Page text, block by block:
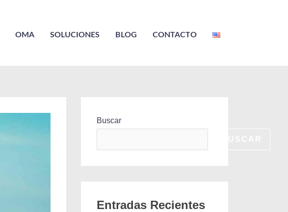
OMA SOLUCIONES BLOG CONTACTO
Buscar
Entradas Recientes